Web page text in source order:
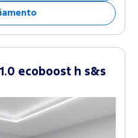
ecoboost h s&s